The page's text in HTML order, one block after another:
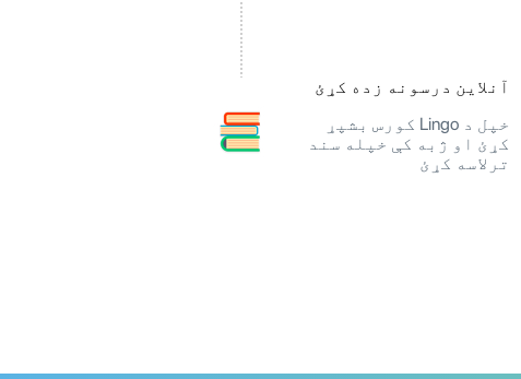
آنلاین درسونه زده کړئ
خپل د Lingo کورس بشپړ
کړئ او ژبه کې خپله سند
ترلاسه کړئ